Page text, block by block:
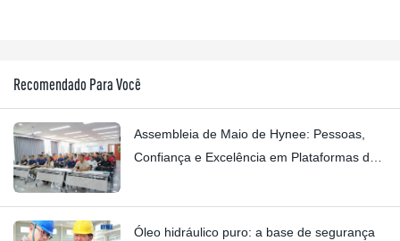
Recomendado Para Você
Assembleia de Maio de Hynee: Pessoas,
Confiança e Excelência em Plataformas de
Óleo hidráulico puro: a base de segurança